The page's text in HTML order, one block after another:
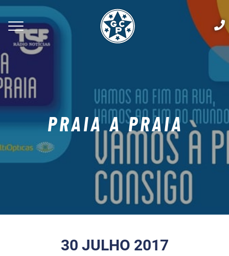
PRAIA A PRAIA
30 JULHO 2017